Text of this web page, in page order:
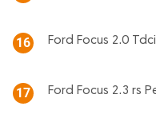
16 Ford Focus 2.0
17 Ford Focus 2.3 rs